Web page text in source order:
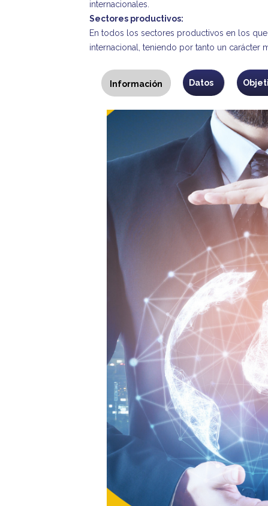
internacionales.
Sectores productivos:
En todos los sectores productivos en los
internacional, teniendo por tanto un carácter
Programa
Información (solapa
activa)
Datos